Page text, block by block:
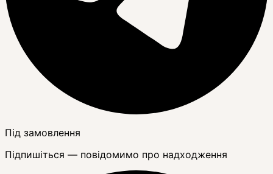
Під замовлення
Підпишіться — повідомимо про надходження